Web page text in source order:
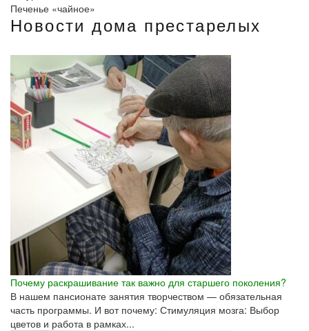
Печенье «чайное»
Новости дома престарелых
Почему раскрашивание так важно для старшего поколения?
В нашем пансионате занятия творчеством — обязательная
часть программы. И вот почему: Стимуляция мозга: Выбор
цветов и работа в рамках...